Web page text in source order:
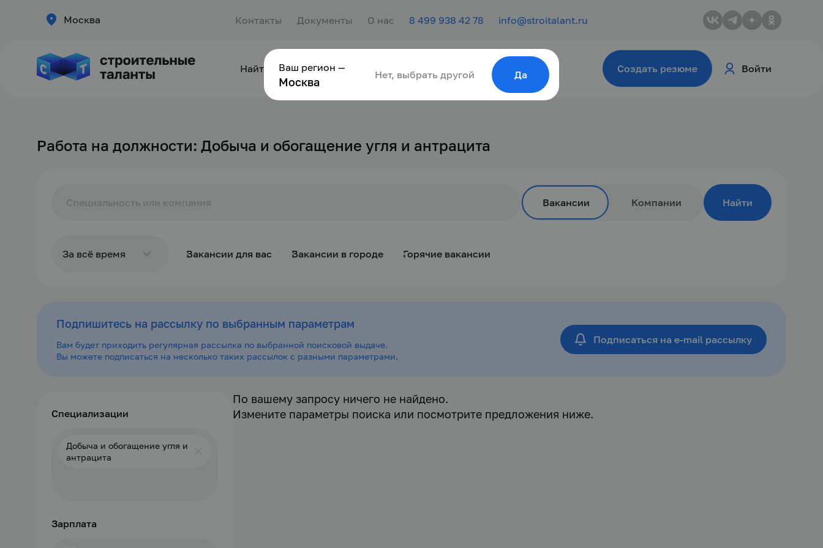
Москва Контакты Документы О нас 8 499 938 42 78 info@stroitalant.ru
Найти сотрудника Найти работу Для молодёжи Создать резюме Войти
Работа на должности: Добыча и обогащение угля и антрацита
Вакансии Компании Найти
За всё время
За последние 3
дня
За месяц
За всё время
Вакансии для вас Вакансии в городе Горячие вакансии
Подпишитесь на рассылку по выбранным параметрам
Вам будет приходить регулярная рассылка по выбранной поисковой выдаче.
Вы можете подписаться на несколько таких рассылок с разными параметрами.
Подписаться на e-mail рассылку
Специализации
Добыча и обогащение угля и
антрацита
Электроснабжение (ЭС)
Зарплата
По вашему запросу ничего не найдено.
Измените параметры поиска или посмотрите предложения ниже.
Ваш регион —
Москва
Нет, выбрать другой Да